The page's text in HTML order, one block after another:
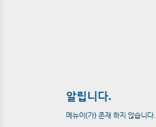
알립니다.
메뉴이(가) 존재 하지 않습니다.